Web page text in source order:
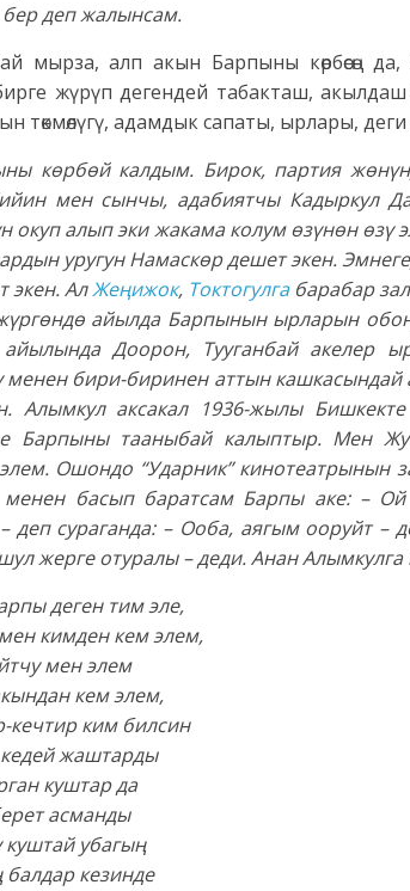
деп жалынсам.
мырза, алп акын Барпыны көрбөсөң
жүрүп дегендей табакташ,
төкмөлүгү, адамдык сапаты, ырлары, деги
көрбөй калдым. Бирок, партия
мен сынчы, адабиятчы Кадыркул
окуп алып эки жакама колум өзүнөн
уругун Намаскөр дешет экен.
экен. АлЖеңижок, Токтогулгабарабар
айылда Барпынын ырларын
айылында Доорон, Тууганбай акелер
менен бири-биринен аттын
Алымкул аксакал 1936-жылы
Барпыны тааныбай калыптыр. Мен
Ошондо “Ударник” кинотеатрынын
басып баратсам Барпы аке: – Ой
деп сураганда: – Ооба, аягым ооруйт
жерге отуралы – деди. Анан
деген тим эле,
кимден кем элем,
мен элем
кем элем,
кечтир ким билсин
жаштарды
куштар да
асманды
куштай убагың
балдар кезинде